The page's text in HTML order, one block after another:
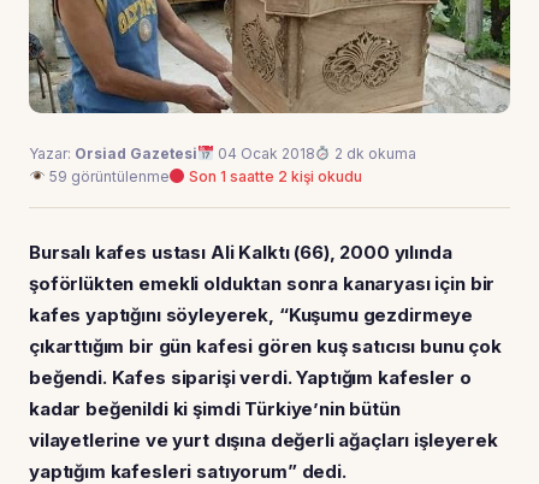
Yazar: Orsiad Gazetesi 04 Ocak 2018
2 dk okuma
59 görüntülenme
Son 1 saatte 2 kişi okudu
Bursalı kafes ustası Ali Kalktı (66), 2000 yılında
şoförlükten emekli olduktan sonra kanaryası için bir
kafes yaptığını söyleyerek, “Kuşumu gezdirmeye
çıkarttığım bir gün kafesi gören kuş satıcısı bunu çok
beğendi. Kafes siparişi verdi. Yaptığım kafesler o
kadar beğenildi ki şimdi Türkiye’nin bütün
vilayetlerine ve yurt dışına değerli ağaçları işleyerek
yaptığım kafesleri satıyorum” dedi.